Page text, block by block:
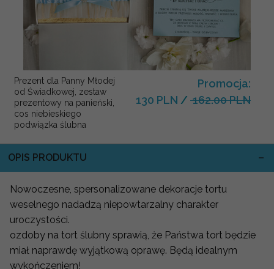
Prezent dla Panny Młodej
od Świadkowej, zestaw
prezentowy na panieński,
cos niebieskiego
podwiązka ślubna
Promocja:
130 PLN / 162.00 PLN
OPIS PRODUKTU
Nowoczesne, spersonalizowane dekoracje tortu
weselnego nadadzą niepowtarzalny charakter
uroczystości.
ozdoby na tort ślubny sprawią, że Państwa tort będzie
miał naprawdę wyjątkową oprawę. Będą idealnym
wykończeniem!